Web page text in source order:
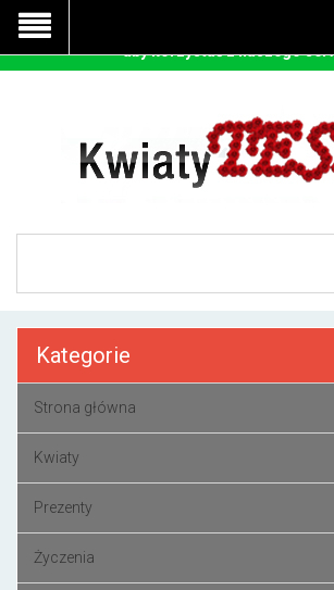
Kategorie
Strona główna
Kwiaty
Prezenty
Życzenia
Nasza strona korzysta z cookies - czyli
prawidłowego działania. Zaakceptuj
aby korzystać z naszego